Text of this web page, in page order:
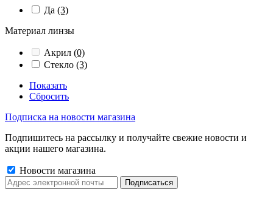
Да (3)
Материал линзы
Акрил (0)
Стекло (3)
Показать
Сбросить
Подписка на новости магазина
Подпишитесь на рассылку и получайте свежие новости и
акции нашего магазина.
Новости магазина